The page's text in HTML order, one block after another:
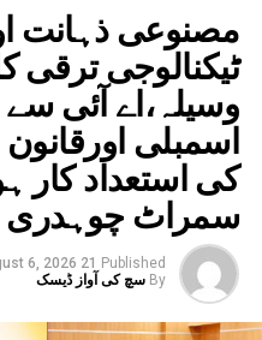
مصنوعی ذہانت
ٹیکنالوجی
وسیلہ،اے آئی سے
اسمبلی
کی استعداد کار
سمراٹ چوہدری
Published
21 hours ago
6, 2026
By سچ کی آواز ڈیسک